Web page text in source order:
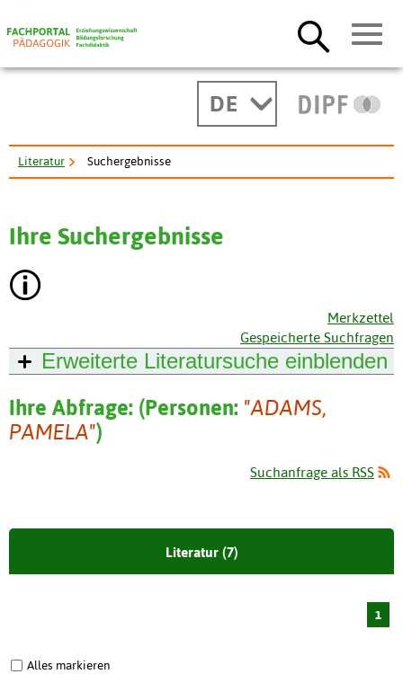
DE
Literatur Suchergebnisse
Ihre Suchergebnisse
Merkzettel
Gespeicherte Suchfragen
Erweiterte Literatursuche einblenden
Ihre Abfrage: (Personen: "ADAMS,
PAMELA")
Suchanfrage als RSS
Literatur (7)
1
Alles markieren